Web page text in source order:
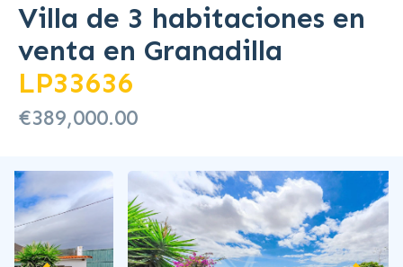
Villa de 3 habitaciones en
venta en Granadilla
LP33636
€389,000.00